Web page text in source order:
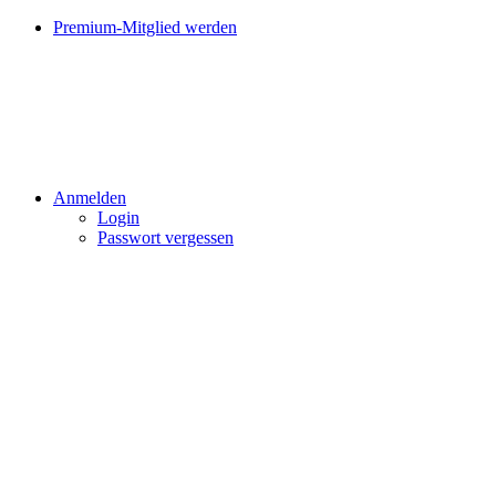
Premium-Mitglied werden
Anmelden
Login
Passwort vergessen